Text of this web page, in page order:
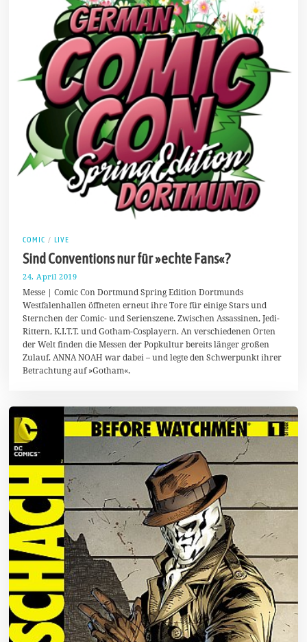
COMIC / LIVE
Sind Conventions nur für »echte Fans«?
24. April 2019
.
A
p
r
l
2
0
Messe | Comic Con Dortmund Spring Edition Dortmunds
Westfalenhallen öffneten erneut ihre Tore für einige Stars und
Sternchen der Comic- und Serienszene. Zwischen Assassinen, Jedi-
Rittern, K.I.T.T. und Gotham-Cosplayern. An verschiedenen Orten
der Welt finden die Messen der Popkultur bereits länger großen
Zulauf. ANNA NOAH war dabei – und legte den Schwerpunkt ihrer
Betrachtung auf »Gotham«.